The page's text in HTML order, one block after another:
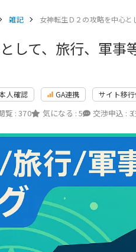
雑記 女神転生Ｄ２の攻略を中心
して、旅行、軍
人確認 GA連携 サイト移
覧 :370 気になる : 5 交渉申込 : 3